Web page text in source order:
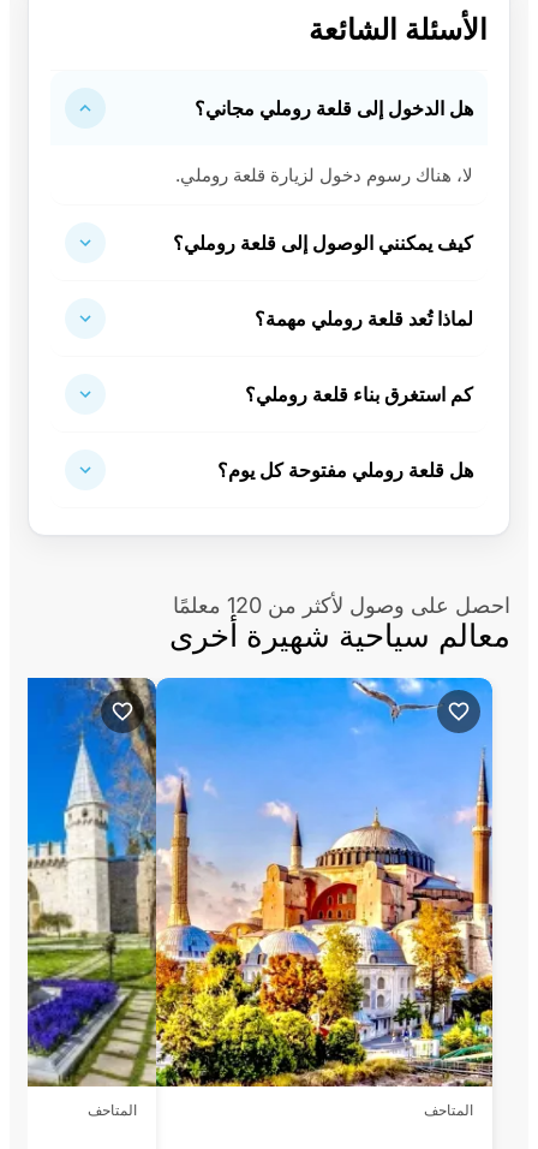
الأسئلة الشائعة
هل الدخول إلى قلعة روملي مجاني؟
لا، هناك رسوم دخول لزيارة قلعة روملي.
كيف يمكنني الوصول إلى قلعة روملي؟
لماذا تُعد قلعة روملي مهمة؟
كم استغرق بناء قلعة روملي؟
هل قلعة روملي مفتوحة كل يوم؟
احصل على وصول لأكثر من 120 معلمًا
معالم سياحية شهيرة أخرى
المتاحف المتاحف